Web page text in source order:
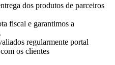
dos produtos de parceiros
fiscal e garantimos a
regularmente portal
os clientes